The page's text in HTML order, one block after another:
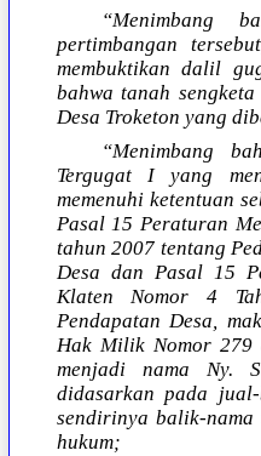
“Menimbang
pertimbangan
membuktikan dalil
bahwa tanah
Desa Troketon yang
“Menimbang
Tergugat I yang
memenuhi ketentuan
Pasal 15 Peraturan
tahun 2007 tentang
Desa dan Pasal 15
Klaten Nomor 4
Pendapatan Desa,
Hak Milik Nomor 279
menjadi nama Ny.
didasarkan pada
sendirinya balik-
hukum;